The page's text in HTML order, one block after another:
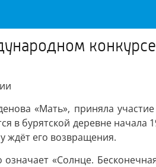
«Мать», приняла
бурятской деревне начала
ждёт его возвращения.
«Солнце.